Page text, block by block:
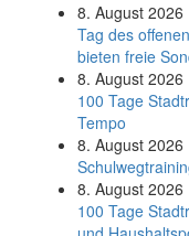
8. August 2026
Tag des
bieten freie
8. August 2026
100 Tage
Tempo
8. August 2026
8. August 2026
100 Tage